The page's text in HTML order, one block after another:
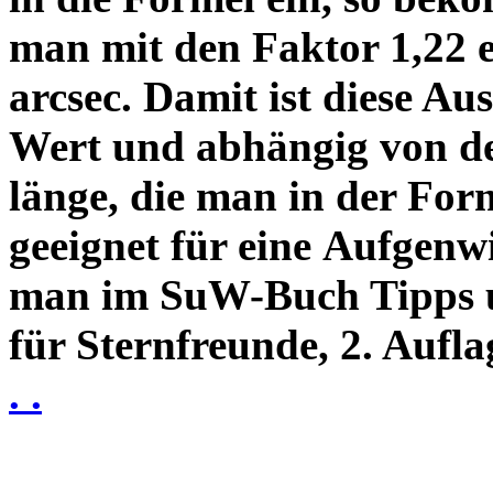
man mit den Faktor 1,22
arcsec. Damit ist diese
Wert und abhängig von
länge, die man in der
geeignet für eine
man im SuW-Buch Tipps
für Sternfreunde, 2.
. .